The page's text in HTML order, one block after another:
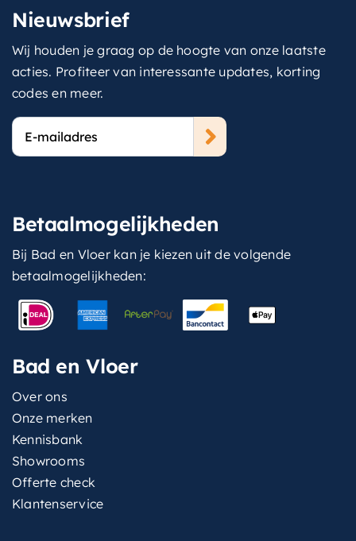
Nieuwsbrief
Wij houden je graag op de hoogte van onze laatste
acties. Profiteer van interessante updates, korting
codes en meer.
E-
mailadres
Betaalmogelijkheden
Bij Bad en Vloer kan je kiezen uit de volgende
betaalmogelijkheden:
Bad en Vloer
Over ons
Onze merken
Kennisbank
Showrooms
Offerte check
Klantenservice